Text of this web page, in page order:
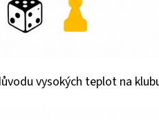
vysokých teplot na